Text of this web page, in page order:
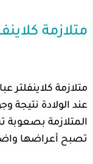
متلازمة
متلازمة كلاينفلتر
المتلازمة بصعوبة
تصبح أعراضها